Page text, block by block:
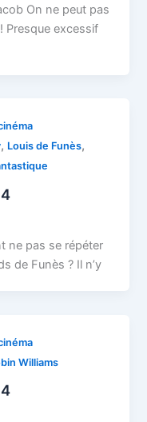
On ne peut pas
Presque excessif
, Louis de Funès,
ne pas se répéter
de Funès ? Il n’y
Williams